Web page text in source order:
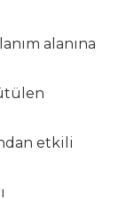
alanına
etkili